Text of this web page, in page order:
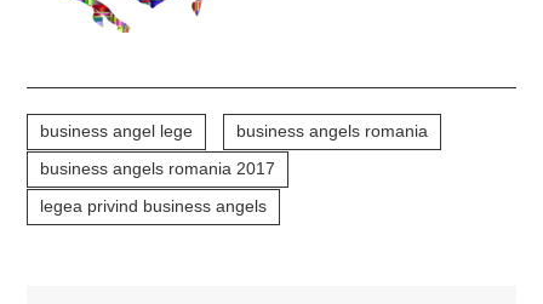
business angel lege
business angels romania
business angels romania 2017
legea privind business angels